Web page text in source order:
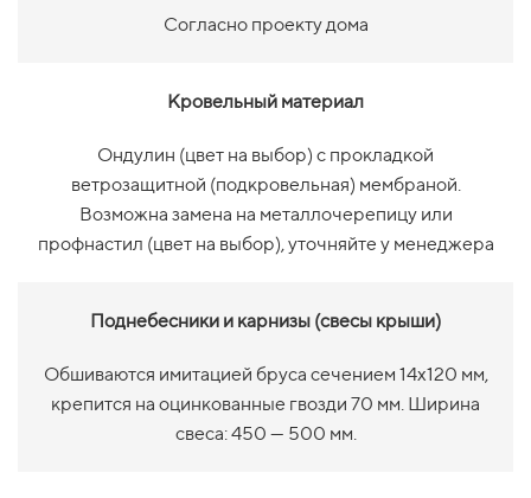
Согласно проекту дома
Кровельный материал
Ондулин (цвет на выбор) с прокладкой
ветрозащитной (подкровельная) мембраной.
Возможна замена на металлочерепицу или
профнастил (цвет на выбор), уточняйте у менеджера
Поднебесники и карнизы (свесы крыши)
Обшиваются имитацией бруса сечением 14х120 мм,
крепится на оцинкованные гвозди 70 мм. Ширина
свеса: 450 — 500 мм.